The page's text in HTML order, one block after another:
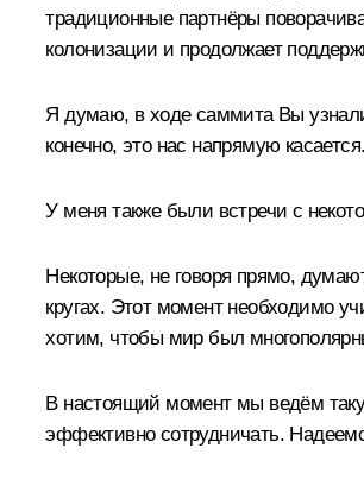
традиционные партнёры
колонизации и продолжает
Я думаю, в ходе саммита Вы
конечно, это нас напрямую
У меня также были встречи с
Некоторые, не говоря прямо,
кругах. Этот момент необходимо
хотим, чтобы мир был
В настоящий момент мы ведём
эффективно сотрудничать.